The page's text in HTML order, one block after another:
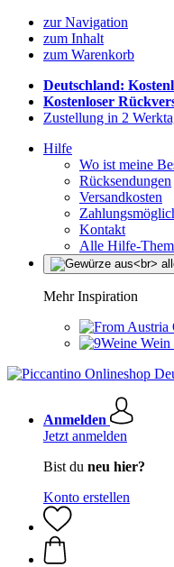
zur Navigation
zum Inhalt
zum Warenkorb
Deutschland:
Kostenloser
Zustellung in 2
Hilfe
Wo ist meine
Rücksendungen
Versandkosten
Kontakt
Alle Hilfe-
Mehr Inspiration
Wein
Anmelden
Jetzt anmelden
Bist du neu hier?
Konto erstellen